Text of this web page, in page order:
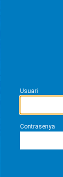
Usuari
Contrasenya